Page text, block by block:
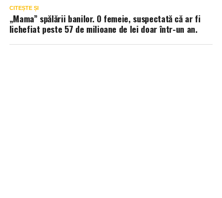
CITEȘTE ȘI
„Mama” spălării banilor. O femeie, suspectată că ar fi
lichefiat peste 57 de milioane de lei doar într-un an.